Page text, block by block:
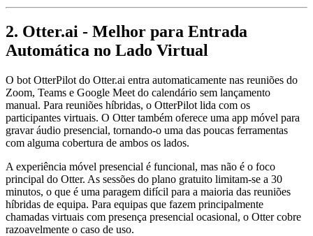
2. Otter.ai - Melhor para Entrada
Automática no Lado Virtual
O bot OtterPilot do Otter.ai entra automaticamente nas reuniões do
Zoom, Teams e Google Meet do calendário sem lançamento
manual. Para reuniões híbridas, o OtterPilot lida com os
participantes virtuais. O Otter também oferece uma app móvel para
gravar áudio presencial, tornando-o uma das poucas ferramentas
com alguma cobertura de ambos os lados.
A experiência móvel presencial é funcional, mas não é o foco
principal do Otter. As sessões do plano gratuito limitam-se a 30
minutos, o que é uma paragem difícil para a maioria das reuniões
híbridas de equipa. Para equipas que fazem principalmente
chamadas virtuais com presença presencial ocasional, o Otter cobre
razoavelmente o caso de uso.